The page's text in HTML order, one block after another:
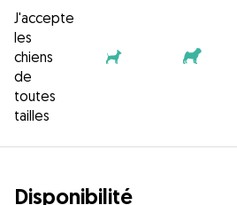
J'accepte
les
chiens
de
toutes
tailles
Disponibilité